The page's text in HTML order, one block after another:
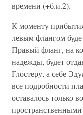
времени (+б.и.2).
К моменту
левым флангом
Правый фланг, на
надежды, будет
Глостеру, а себе
все подробности
оставалось только